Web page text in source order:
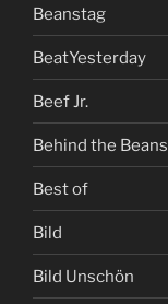
Beanstag
BeatYesterday
Beef Jr.
Behind the Beans
Best of
Bild
Bild Unschön